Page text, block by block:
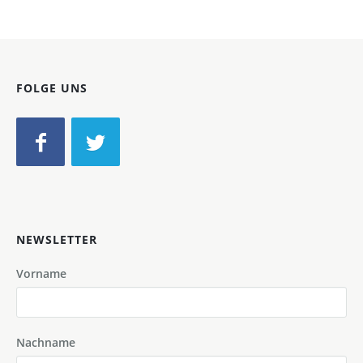
FOLGE UNS
NEWSLETTER
Vorname
Nachname